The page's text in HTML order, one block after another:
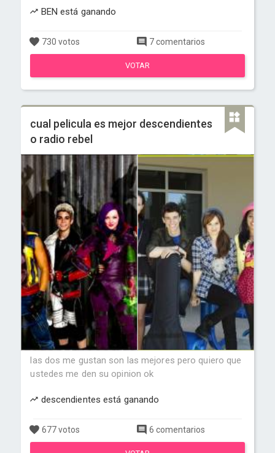
BEN está ganando
730 votos 7 comentarios
VOTAR
cual pelicula es mejor descendientes
o radio rebel
las dos me gustan son las mejores pero quiero que
ustedes me den su opinion ok
descendientes está ganando
677 votos 6 comentarios